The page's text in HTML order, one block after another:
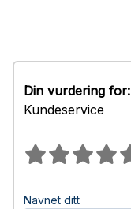
Din vurdering for:
Kundeservice
Navnet ditt